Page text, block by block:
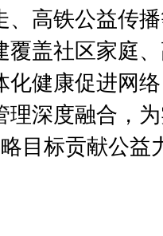
、高铁公益传
覆盖社区家庭
化健康促进网
理深度融合，
略目标贡献公益